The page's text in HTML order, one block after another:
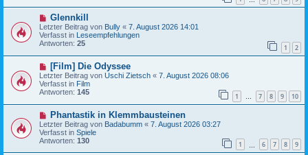
g
B
e
i
t
r
g
N
e
u
e
B
i
t
r
g
Glennkill
Letzter Beitrag von Bully « 7. August 2026 14:01
Verfasst in
Leseempfehlungen
Antworten: 25 1 2
N
e
u
e
r
B
e
i
t
r
[Film] Die Odyssee
Letzter Beitrag von Uschi Zietsch « 7. August 2026 08:06
Verfasst in Film
Antworten: 145 1 … 7 8 9 10
N
e
u
e
r
Phantastik in Klemmbausteinen
Letzter Beitrag von Badabumm « 7. August 2026 03:27
Verfasst in Spiele
Antworten: 130 1 6 7 8 9